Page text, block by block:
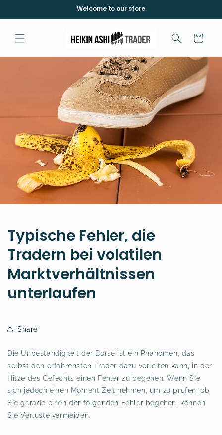
au
Welcome to our store
Panier
Typische Fehler, die
Tradern bei volatilen
Marktverhältnissen
unterlaufen
Share
Die Unbeständigkeit der Börse ist ein Phänomen, das
selbst den erfahrensten Trader dazu verleiten kann, in der
Hitze des Gefechts einen Fehler zu begehen. Wenn Sie
sich jedoch einen Moment Zeit nehmen, um zu prüfen, ob
Sie gerade einen der folgenden Fehler begehen, können
Sie Verluste vermeiden.